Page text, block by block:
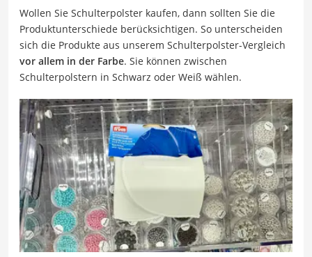
Wollen Sie Schulterpolster kaufen, dann sollten Sie die
Produktunterschiede berücksichtigen. So unterscheiden
sich die Produkte aus unserem Schulterpolster-Vergleich
vor allem in der Farbe. Sie können zwischen
Schulterpolstern in Schwarz oder Weiß wählen.